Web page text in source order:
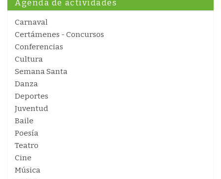
Agenda de actividades
Carnaval
Certámenes - Concursos
Conferencias
Cultura
Semana Santa
Danza
Deportes
Juventud
Baile
Poesía
Teatro
Cine
Música